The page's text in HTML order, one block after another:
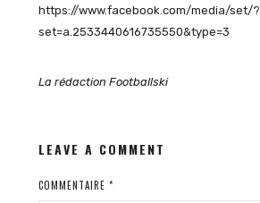
https://www.facebook.com/media/set/?
set=a.2533440616735550&type=3
La rédaction Footballski
LEAVE A COMMENT
COMMENTAIRE *